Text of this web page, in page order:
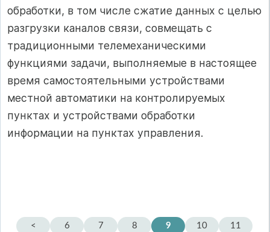
обработки, в том числе сжатие данных с целью
разгрузки каналов связи, совмещать с
традиционными телемеханическими
функциями задачи, выполняемые в настоящее
время самостоятельными устройствами
местной автоматики на контролируемых
пунктах и устройствами обработки
информации на пунктах управления.
< 6 7 8 9 10
11